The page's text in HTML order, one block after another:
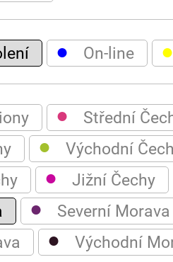
● On-line ●
● Střední
● Východní
● Jižní Čechy
● Severní Morava
● Východní